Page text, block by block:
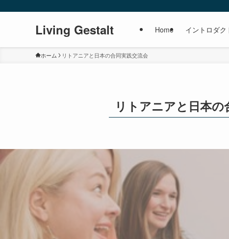
Living Gestalt Home イントロダ
ホーム リトアニアと日本の合同実践交流会
リトアニアと日本の